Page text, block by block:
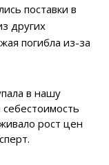
поставки в
других
погибла из-за
в нашу
рост цен